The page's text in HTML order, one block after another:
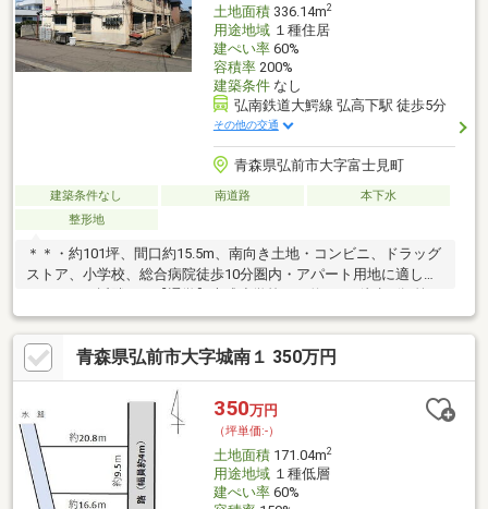
土地面積336.14m2
用途地域１種住居
建ぺい率60%
容積率200%
建築条件なし
弘南鉄道大鰐線 弘高下駅 徒歩5分
その他の交通
青森県弘前市大字富士見町
建築条件なし 南道路
本下水
整形地
＊＊・約101坪、間口約15.5m、南向き土地・コンビニ、ドラッグ
ストア、小学校、総合病院徒歩10分圏内・アパート用地に適して
中学校まで約1300m【生活】弘南バス「富士見町」バス停まで約
100m徒歩2分/メガ富田店まで約350m徒歩5分/セブンイレブン弘
前弘高下店まで約250m徒歩4分/弘前大学まで約800m徒歩10分/国
立病院機構 弘前総合医療センターまで約500m徒歩7分＊＊備考＊
＊現在賃貸中 2026年9月末までに全世帯撤去予定 北側が道路より
約1m低い為、建て方によっては土留め工事が必要
青森県弘前市大字城南１ 350万円
350万円
（坪単価:-）
土地面積171.04m2
用途地域１種低層
建ぺい率60%